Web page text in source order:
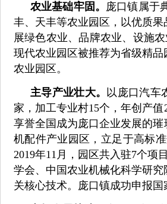
农业基础牢固。 庞口镇属于
丰、天丰等农业园区，以优质
展绿色农业、品牌农业、设施
现代农业园区被推荐为省级精
农业园区。
主导产业壮大。 以庞口汽车
家，加工专业村15个，年创产
享誉全国成为庞口企业发展的
机配件产业园区，立足于高标
2019年11月，园区共入驻7个项
学会、中国农业机械化科学研
关核心技术。庞口镇成功申报